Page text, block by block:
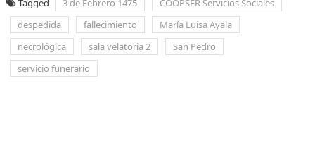
Tagged 3 de Febrero 1475
COOPSER Servicios Sociales
despedida
fallecimiento
María Luisa Ayala
necrológica
sala velatoria 2
San Pedro
servicio funerario